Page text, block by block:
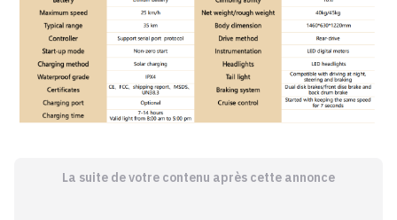
La suite de votre contenu après cette annonce